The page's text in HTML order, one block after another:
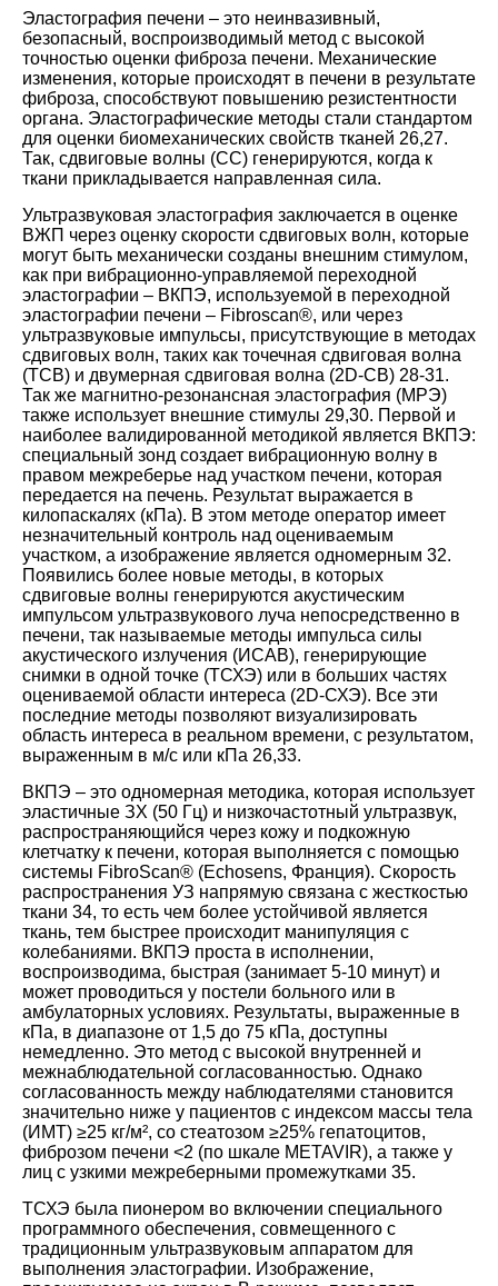
Эластография печени – это неинвазивный,
безопасный, воспроизводимый метод с высокой
точностью оценки фиброза печени. Механические
изменения, которые происходят в печени в результате
фиброза, способствуют повышению резистентности
органа. Эластографические методы стали стандартом
для оценки биомеханических свойств тканей 26,27.
Так, сдвиговые волны (СС) генерируются, когда к
ткани прикладывается направленная сила.
Ультразвуковая эластография заключается в оценке
ВЖП через оценку скорости сдвиговых волн, которые
могут быть механически созданы внешним стимулом,
как при вибрационно-управляемой переходной
эластографии – ВКПЭ, используемой в переходной
эластографии печени – Fibroscan®, или через
ультразвуковые импульсы, присутствующие в методах
сдвиговых волн, таких как точечная сдвиговая волна
(ТСВ) и двумерная сдвиговая волна (2D-СВ) 28-31.
Так же магнитно-резонансная эластография (МРЭ)
также использует внешние стимулы 29,30. Первой и
наиболее валидированной методикой является ВКПЭ:
специальный зонд создает вибрационную волну в
правом межреберье над участком печени, которая
передается на печень. Результат выражается в
килопаскалях (кПа). В этом методе оператор имеет
незначительный контроль над оцениваемым
участком, а изображение является одномерным 32.
Появились более новые методы, в которых
сдвиговые волны генерируются акустическим
импульсом ультразвукового луча непосредственно в
печени, так называемые методы импульса силы
акустического излучения (ИСАВ), генерирующие
снимки в одной точке (ТСХЭ) или в больших частях
оцениваемой области интереса (2D-СХЭ). Все эти
последние методы позволяют визуализировать
область интереса в реальном времени, с результатом,
выраженным в м/с или кПа 26,33.
ВКПЭ – это одномерная методика, которая использует
эластичные ЗХ (50 Гц) и низкочастотный ультразвук,
распространяющийся через кожу и подкожную
клетчатку к печени, которая выполняется с помощью
системы FibroScan® (Echosens, Франция). Скорость
распространения УЗ напрямую связана с жесткостью
ткани 34, то есть чем более устойчивой является
ткань, тем быстрее происходит манипуляция с
колебаниями. ВКПЭ проста в исполнении,
воспроизводима, быстрая (занимает 5-10 минут) и
может проводиться у постели больного или в
амбулаторных условиях. Результаты, выраженные в
кПа, в диапазоне от 1,5 до 75 кПа, доступны
немедленно. Это метод с высокой внутренней и
межнаблюдательной согласованностью. Однако
согласованность между наблюдателями становится
значительно ниже у пациентов с индексом массы тела
(ИМТ) ≥25 кг/м², со стеатозом ≥25% гепатоцитов,
фиброзом печени <2 (по шкале METAVIR), а также у
лиц с узкими межреберными промежутками 35.
ТСХЭ была пионером во включении специального
программного обеспечения, совмещенного с
традиционным ультразвуковым аппаратом для
выполнения эластографии. Изображение,